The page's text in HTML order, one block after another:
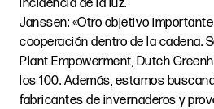
incidencia de la luz.
Janssen: «Otro objetivo
cooperación dentro de la cadena.
Plant Empowerment, Dutch
los 100. Además, estamos
fabricantes de invernaderos y